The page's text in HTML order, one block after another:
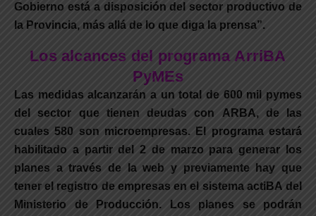
Gobierno está a disposición del sector productivo de
la Provincia, más allá de lo que diga la prensa”.
Los alcances del programa ArriBA
PyMEs
Las medidas alcanzarán a un total de 600 mil pymes
del sector que tienen deudas con ARBA, de las
cuales 580 son microempresas. El programa estará
habilitado a partir del 2 de marzo para generar los
planes a través de la web y previamente hay que
tener el registro de empresas en el sistema actiBA del
Ministerio de Producción. Los planes se podrán